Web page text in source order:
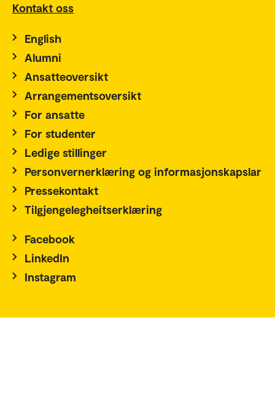
Kontakt oss
English
Alumni
Ansatteoversikt
Arrangementsoversikt
For ansatte
For studenter
Ledige stillinger
Personvernerklæring og informasjonskapslar
Pressekontakt
Tilgjengelegheitserklæring
Facebook
LinkedIn
Instagram